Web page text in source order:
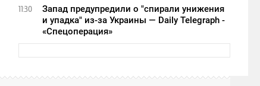
11:30
Запад предупредили о "спирали унижения
и упадка" из-за Украины — Daily Telegraph -
«Спецоперация»